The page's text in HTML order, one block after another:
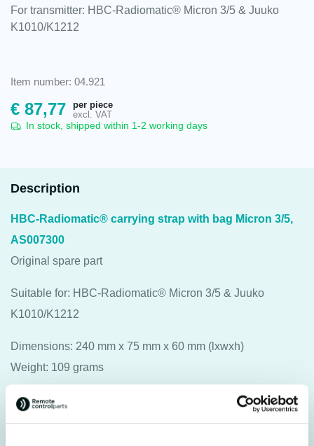
For transmitter: HBC-Radiomatic® Micron 3/5 & Juuko
K1010/K1212
Item number: 04.921
€ 87,77
per piece
excl. VAT
In stock, shipped within 1-2 working days
Description
HBC-Radiomatic® carrying strap with bag Micron 3/5,
AS007300
Original spare part
Suitable for: HBC-Radiomatic® Micron 3/5 & Juuko
K1010/K1212
Dimensions: 240 mm x 75 mm x 60 mm (lxwxh)
Weight: 109 grams
Original spare part: AS007300
For transmitter: HBC-Radiomatic® Micron 3/5 & Juuko